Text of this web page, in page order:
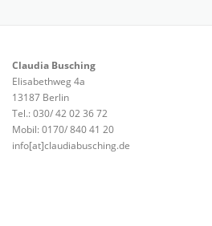
Claudia Busching
Elisabethweg 4a
13187 Berlin
Tel.: 030/ 42 02 36 72
Mobil: 0170/ 840 41 20
info[at]claudiabusching.de